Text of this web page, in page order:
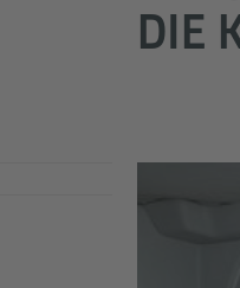
DIE